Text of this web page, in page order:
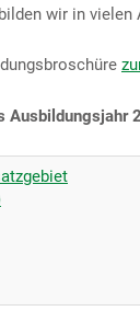
wir in
Ausbildungsjahr